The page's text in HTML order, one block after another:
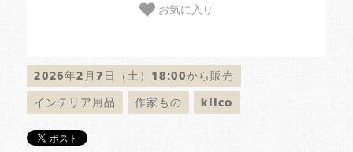
お気に入り
2026年2月7日（土）18:00から販売
インテリア用品 作家もの kiico